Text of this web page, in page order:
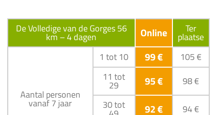
De Volledige van de Gorges 56
km – 4 dagen Online Ter
plaatse
Aantal personen
vanaf 7 jaar
1 tot 10 99 €
105 €
11 tot
29 95 €
98 €
30 tot
92 €
94 €